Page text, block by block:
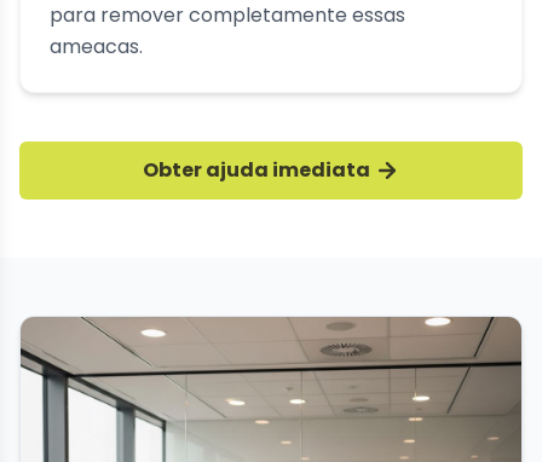
para remover completamente essas
ameacas.
Obter ajuda imediata